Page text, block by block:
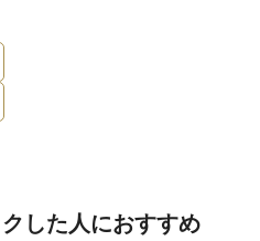
した人におすすめ